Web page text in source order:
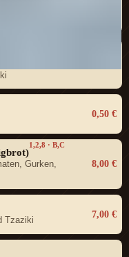
0,50 €
1,2,8 · B,C
Gurken,
8,00 €
Tzaziki
7,00 €